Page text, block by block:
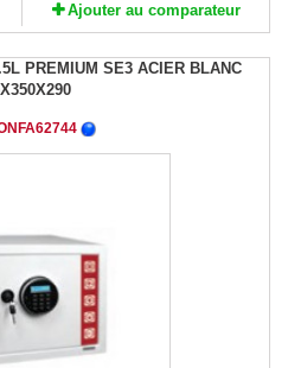
Ajouter au comparateur
PREMIUM SE3 ACIER BLANC